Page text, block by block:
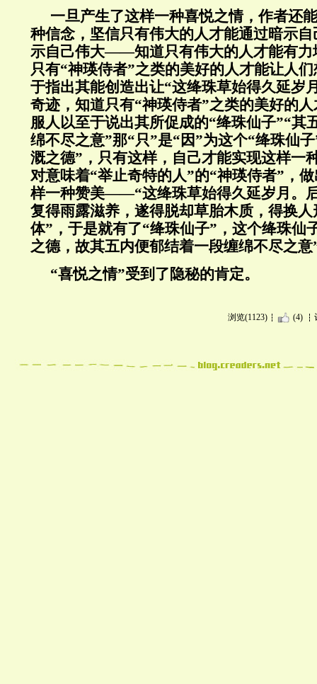
一旦产生了这样一种喜悦之情，作者还
种信念，坚信只有伟大的人才能通过暗示
示自己伟大——知道只有伟大的人才能有力
只有“神瑛侍者”之类的美好的人才能让人
于指出其能创造出让“这绛珠草始得久延岁
奇迹，知道只有“神瑛侍者”之类的美好的
服人以至于说出其所促成的“绛珠仙子”“其
绵不尽之意”那“只”是“因”为这个“绛珠仙
溉之德”，只有这样，自己才能实现这样一
对意味着“举止奇特的人”的“神瑛侍者”，
样一种赞美——“这绛珠草始得久延岁月。
复得雨露滋养，遂得脱却草胎木质，得换
体”，于是就有了“绛珠仙子”，这个绛珠仙
之德，故其五内便郁结着一段缠绵不尽之意
“喜悦之情”受到了隐秘的肯定。
浏览(1123) (4)